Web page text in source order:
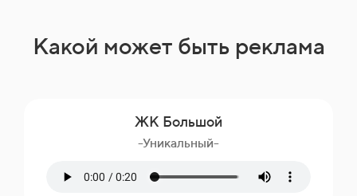
Какой может быть реклама
ЖК Большой
-Уникальный-